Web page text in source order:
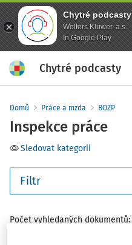
Chytré podcasty
Wolters Kluwer, a.s.
In Google Play
Chytré podcasty
Domů Práce a mzda BOZP
Inspekce práce
Sledovat kategorii
Filtr
Počet vyhledaných dokumentů: